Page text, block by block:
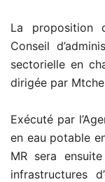
La proposition
Conseil
sectorielle en
dirigée par
Exécuté par
en eau potable
MR sera
infrastructures